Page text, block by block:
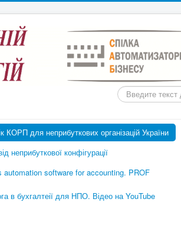
Пошук
КОРП для неприбуткових організацій України
неприбуткової конфігурації
automation software for accounting. PROF
в бухгалтеії для НПО. Відео на YouTube